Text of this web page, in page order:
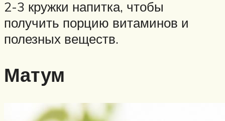
2-3 кружки напитка, чтобы
получить порцию витаминов и
полезных веществ.
Матум